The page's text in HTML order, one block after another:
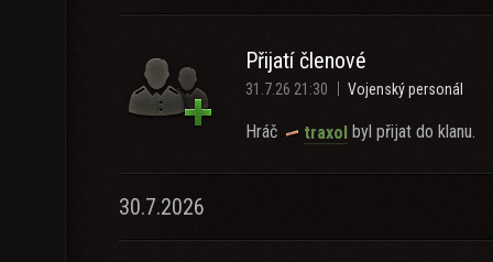
Přijatí členové
31.7.26 21:30 Vojenský personál
Hráč traxol byl přijat do klanu.
30.7.2026